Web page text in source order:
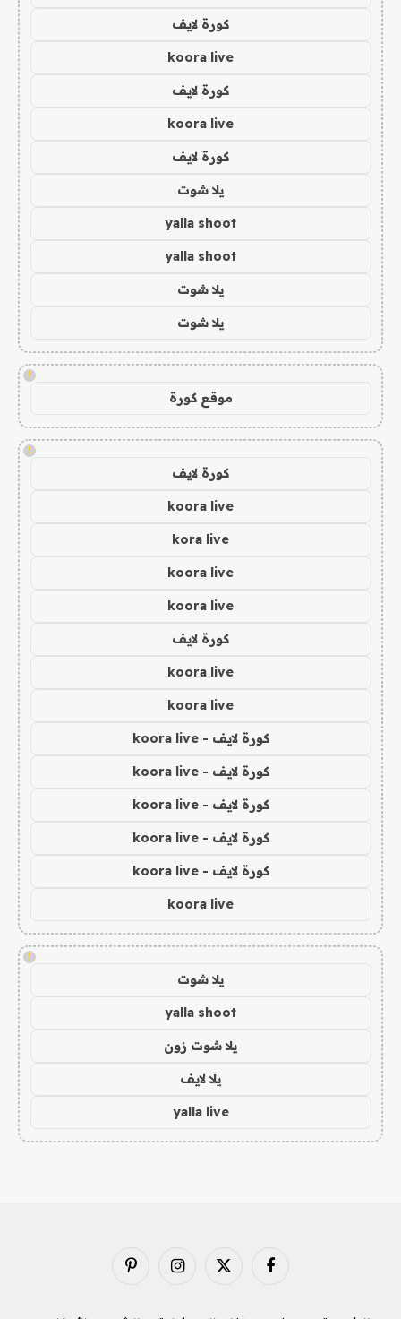
كورة لايف
koora live
كورة لايف
koora live
كورة لايف
يلا شوت
yalla shoot
yalla shoot
يلا شوت
يلا شوت
!
موقع كورة
!
كورة لايف
koora live
kora live
koora live
koora live
كورة لايف
koora live
koora live
كورة لايف - koora live
كورة لايف - koora live
كورة لايف - koora live
كورة لايف - koora live
كورة لايف - koora live
koora live
!
يلا شوت
yalla shoot
يلا شوت زون
يلا لايف
yalla live
فيسبوك X
الانستغرامبينتيريست